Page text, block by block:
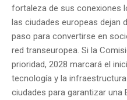
fortaleza de sus conexiones
las ciudades europeas dejan
paso para convertirse en
red transeuropea. Si la
prioridad, 2028 marcará el
tecnología y la
ciudades para garantizar una